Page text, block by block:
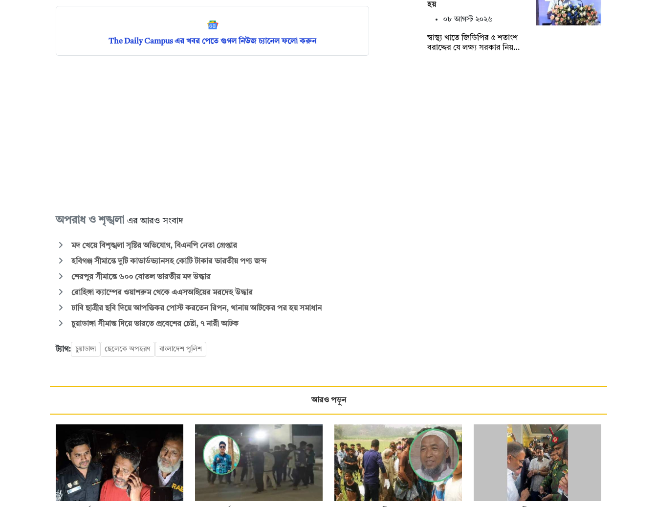
The Daily Campus এর খবর পেতে গুগল নিউজ চ্যানেল ফলো করুন
অপরাধ ও শৃঙ্খলা এর আরও সংবাদ
মদ খেয়ে বিশৃঙ্খলা সৃষ্টির অভিযোগ, বিএনপি নেতা গ্রেপ্তার
হবিগঞ্জ সীমান্তে দুটি কাভার্ডভ্যানসহ কোটি টাকার ভারতীয় পণ্য জব্দ
শেরপুর সীমান্তে ৬০০ বোতল ভারতীয় মদ উদ্ধার
রোহিঙ্গা ক্যাম্পের ওয়াশরুম থেকে এএসআইয়ের মরদেহ উদ্ধার
ঢাবি ছাত্রীর ছবি দিয়ে আপত্তিকর পোস্ট করতেন রিপন, থানায় আটকের পর হয় সমাধান
চুয়াডাঙ্গা সীমান্ত দিয়ে ভারতে প্রবেশের চেষ্টা, ৭ নারী আটক
ট্যাগ: চুয়াডাঙ্গা ছেলেকে অপহরণ বাংলাদেশ পুলিশ
হয়
০৮ আগস্ট ২০২৬
স্বাস্থ্য খাতে জিডিপির ৫ শতাংশ
বরাদ্দের যে লক্ষ্য সরকার নিয়…
আরও পড়ুন